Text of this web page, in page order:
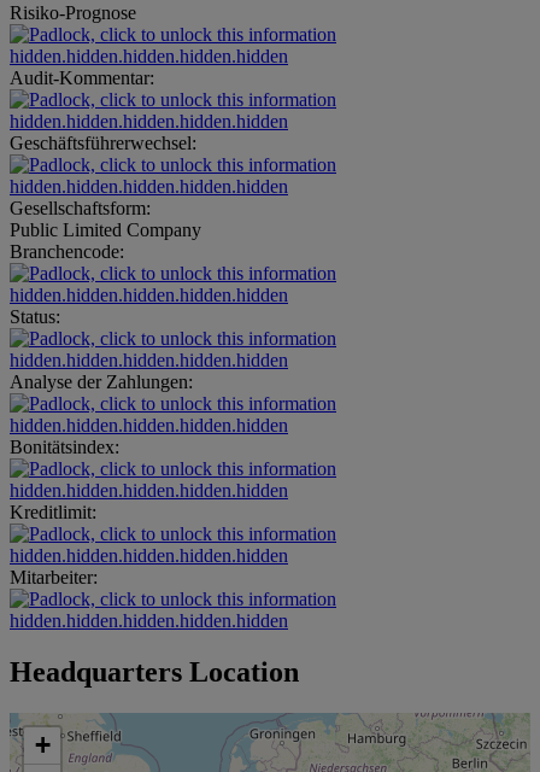
Risiko-Prognose
hidden.hidden.hidden.hidden.hidden
Audit-Kommentar:
hidden.hidden.hidden.hidden.hidden
Geschäftsführerwechsel:
hidden.hidden.hidden.hidden.hidden
Gesellschaftsform:
Public Limited Company
Branchencode:
hidden.hidden.hidden.hidden.hidden
Status:
hidden.hidden.hidden.hidden.hidden
Analyse der Zahlungen:
hidden.hidden.hidden.hidden.hidden
Bonitätsindex:
hidden.hidden.hidden.hidden.hidden
Kreditlimit:
hidden.hidden.hidden.hidden.hidden
Mitarbeiter:
hidden.hidden.hidden.hidden.hidden
Headquarters Location
+